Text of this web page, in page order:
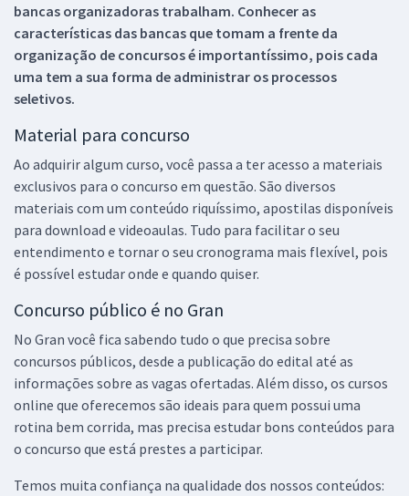
bancas organizadoras trabalham. Conhecer as
características das bancas que tomam a frente da
organização de concursos é importantíssimo, pois cada
uma tem a sua forma de administrar os processos
seletivos.
Material para concurso
Ao adquirir algum curso, você passa a ter acesso a materiais
exclusivos para o concurso em questão. São diversos
materiais com um conteúdo riquíssimo, apostilas disponíveis
para download e videoaulas. Tudo para facilitar o seu
entendimento e tornar o seu cronograma mais flexível, pois
é possível estudar onde e quando quiser.
Concurso público é no Gran
No Gran você fica sabendo tudo o que precisa sobre
concursos públicos, desde a publicação do edital até as
informações sobre as vagas ofertadas. Além disso, os cursos
online que oferecemos são ideais para quem possui uma
rotina bem corrida, mas precisa estudar bons conteúdos para
o concurso que está prestes a participar.
Temos muita confiança na qualidade dos nossos conteúdos: